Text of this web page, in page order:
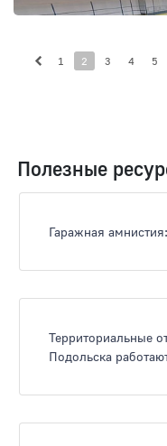
1 2 3 4 5
Полезные
Гаражная
Территориальные
Подольска